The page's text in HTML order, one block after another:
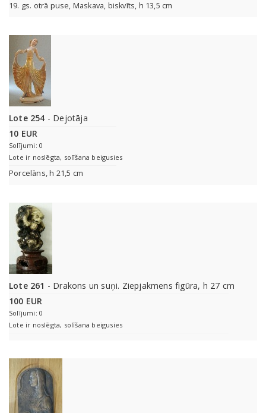
19. gs. otrā puse, Maskava, biskvīts, h 13,5 cm
Lote 254 - Dejotāja
10 EUR
Solījumi: 0
Lote ir noslēgta, solīšana beigusies
Porcelāns, h 21,5 cm
Lote 261 - Drakons un suņi. Ziepjakmens figūra, h 27 cm
100 EUR
Solījumi: 0
Lote ir noslēgta, solīšana beigusies